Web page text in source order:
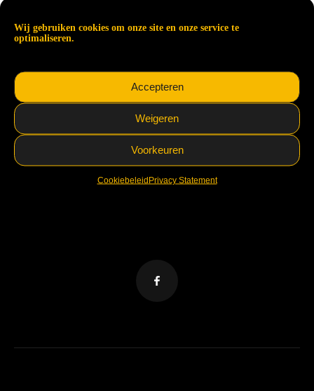
Wij gebruiken cookies om onze site en onze service te
optimaliseren.
Accepteren
Weigeren
Voorkeuren
CookiebeleidPrivacy Statement
Read More →
VELZL Coevorden
aangedreven doorFacebook
VELZL Coevorden
5.0
aangedreven doorFacebook
Facebook